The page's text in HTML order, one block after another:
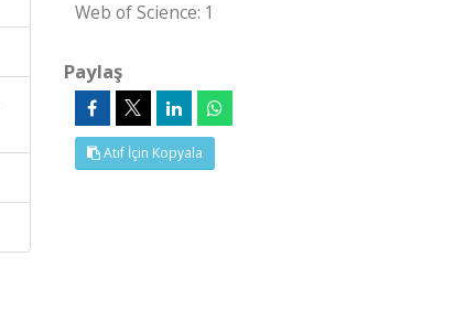
Web of Science: 1
Paylaş
Atıf İçin Kopyala